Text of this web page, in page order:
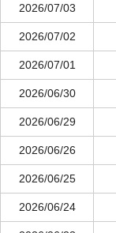
2026/07/03
2026/07/02
2026/07/01
2026/06/30
2026/06/29
2026/06/26
2026/06/25
2026/06/24